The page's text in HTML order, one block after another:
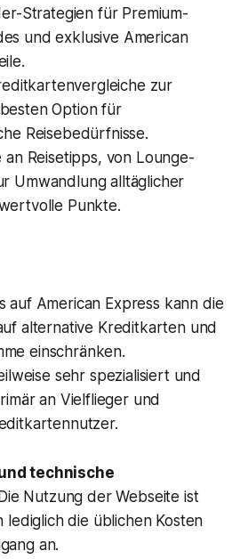
Strategien für Premium-
und exklusive American
zur
Option für
Reisebedürfnisse.
an Reisetipps, von Lounge-
Umwandlung alltäglicher
Punkte.
auf American Express kann die
alternative Kreditkarten und
einschränken.
sehr spezialisiert und
an Vielflieger und
technische
Die Nutzung der Webseite ist
lediglich die üblichen Kosten
an.